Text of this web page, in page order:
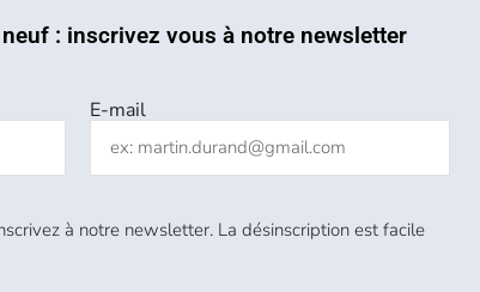
: inscrivez vous à notre newsletter
E-mail
à notre newsletter. La désinscription est facile